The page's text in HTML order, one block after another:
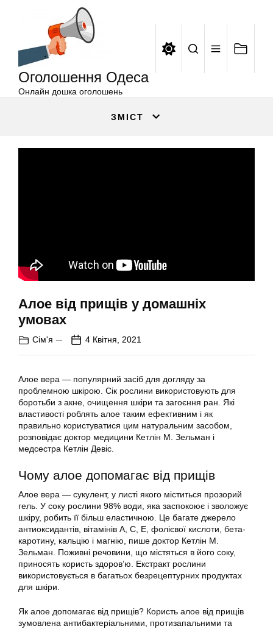
Оголошення Одеса
Онлайн дошка оголошень
ЗМІСТ
Алое від прищів у домашніх
умовах
Сім'я 4 Квітня, 2021
Алое вера — популярний засіб для догляду за
проблемною шкірою. Сік рослини використовують для
боротьби з акне, очищення шкіри та загоєння ран. Які
властивості роблять алое таким ефективним і як
правильно користуватися цим натуральним засобом,
розповідає доктор медицини Кетлін М. Зельман і
медсестра Кетлін Девіс.
Чому алое допомагає від прищів
Алое вера — сукулент, у листі якого міститься прозорий
гель. У соку рослини 98% води, яка заспокоює і зволожує
шкіру, робить її більш еластичною. Це багате джерело
антиоксидантів, вітамінів А, С, Е, фолієвої кислоти, бета-
каротину, кальцію і магнію, пише доктор Кетлін М.
Зельман. Поживні речовини, що містяться в його соку,
приносять користь здоров’ю. Екстракт рослини
використовується в багатьох безрецептурних продуктах
для шкіри.
Як алое допомагає від прищів? Користь алое від прищів
зумовлена антибактеріальними, протизапальними та